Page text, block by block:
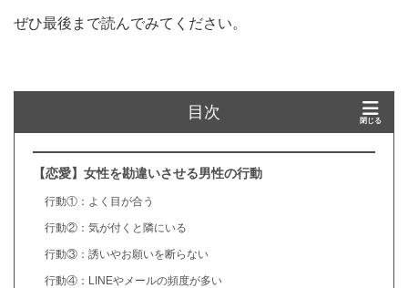
ぜひ最後まで読んでみてください。
目次
【恋愛】女性を勘違いさせる男性の行動
行動①：よく目が合う
行動②：気が付くと隣にいる
行動③：誘いやお願いを断らない
行動④：LINEやメールの頻度が多い